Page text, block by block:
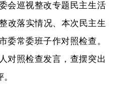
会巡视整改专题民主生活
改落实情况、本次民主生
委常委班子作对照检查。
对照检查发言，查摆突出